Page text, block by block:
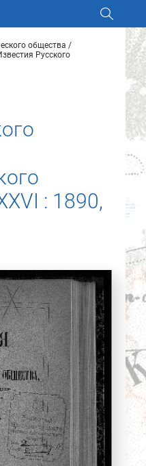
общества
Русского
: 1890,